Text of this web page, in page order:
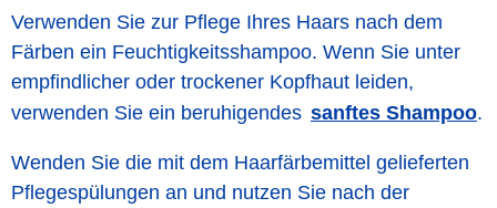
Verwenden Sie zur Pflege Ihres Haars nach dem
Färben ein Feuchtigkeitsshampoo. Wenn Sie unter
empfindlicher oder trockener Kopfhaut leiden,
verwenden Sie ein beruhigendes sanftes Shampoo.
Wenden Sie die mit dem Haarfärbemittel gelieferten
Pflegespülungen an und nutzen Sie nach der